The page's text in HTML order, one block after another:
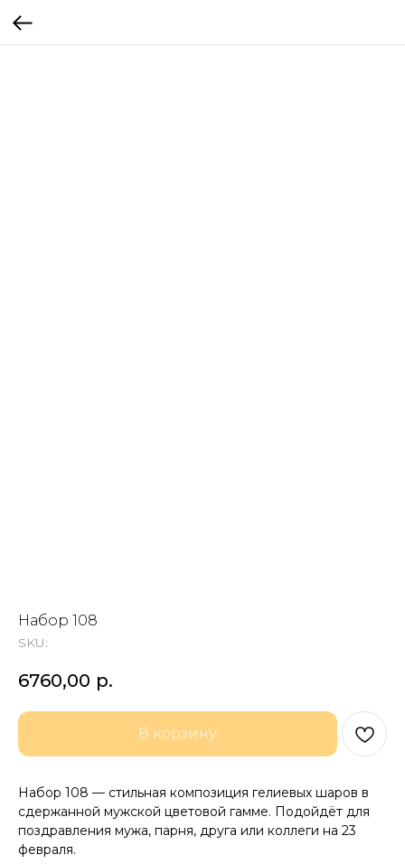
Набор 108
SKU:
6760,00 р.
В корзину
Набор 108 — стильная композиция гелиевых шаров в
сдержанной мужской цветовой гамме. Подойдёт для
поздравления мужа, парня, друга или коллеги на 23
февраля.